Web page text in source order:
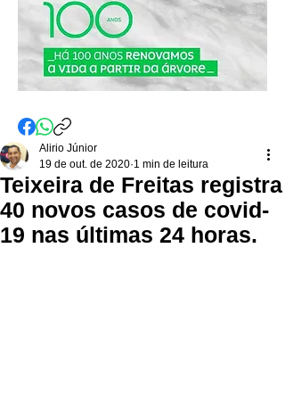
Teixeira de Freitas registra
40 novos casos de covid-
19 nas últimas 24 horas.
Alirio Júnior
19 de out. de 2020 1 min de leitura